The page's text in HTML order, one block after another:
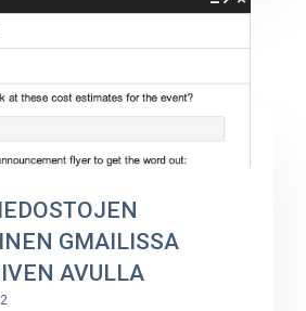
GMAILISSA
AVULLA